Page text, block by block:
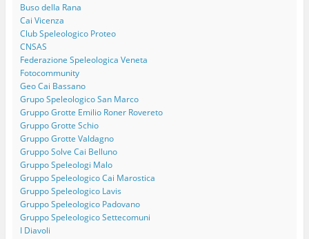
Buso della Rana
Cai Vicenza
Club Speleologico Proteo
CNSAS
Federazione Speleologica Veneta
Fotocommunity
Geo Cai Bassano
Grupo Speleologico San Marco
Gruppo Grotte Emilio Roner Rovereto
Gruppo Grotte Schio
Gruppo Grotte Valdagno
Gruppo Solve Cai Belluno
Gruppo Speleologi Malo
Gruppo Speleologico Cai Marostica
Gruppo Speleologico Lavis
Gruppo Speleologico Padovano
Gruppo Speleologico Settecomuni
I Diavoli